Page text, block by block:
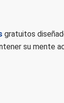
gratuitos
su mente